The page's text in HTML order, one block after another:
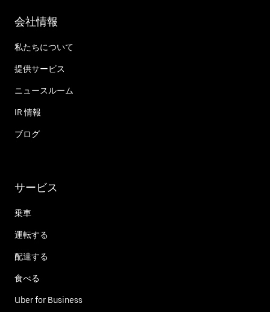
会社情報
私たちについて
提供サービス
ニュースルーム
IR 情報
ブログ
サービス
乗車
運転する
配達する
食べる
Uber for Business